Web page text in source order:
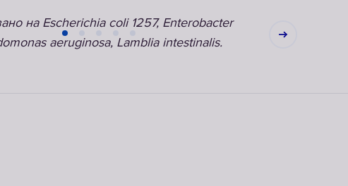
на Escherichia coli 1257, Enterobacter
aeruginosa, Lamblia intestinalis.